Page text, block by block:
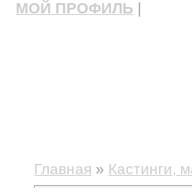
МОЙ ПРОФИЛЬ
Главная » Кастинги,